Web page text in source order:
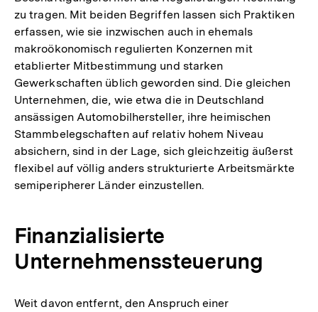
zu tragen. Mit beiden Begriffen lassen sich Praktiken
erfassen, wie sie inzwischen auch in ehemals
makroökonomisch regulierten Konzernen mit
etablierter Mitbestimmung und starken
Gewerkschaften üblich geworden sind. Die gleichen
Unternehmen, die, wie etwa die in Deutschland
ansässigen Automobilhersteller, ihre heimischen
Stammbelegschaften auf relativ hohem Niveau
absichern, sind in der Lage, sich gleichzeitig äußerst
flexibel auf völlig anders strukturierte Arbeitsmärkte
semiperipherer Länder einzustellen.
Finanzialisierte
Unternehmenssteuerung
Weit davon entfernt, den Anspruch einer